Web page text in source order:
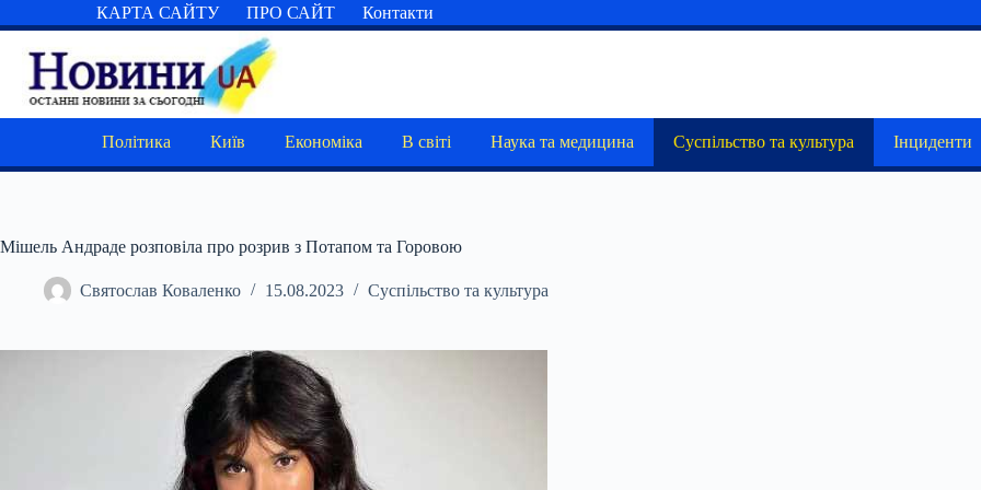
до
вмісту
КАРТА САЙТУ ПРО САЙТ Контакти
Політика Київ Економіка В світі Наука та медицина Суспільство та культура Інциденти
Мішель Андраде розповіла про розрив з Потапом та Горовою
Святослав Коваленко 15.08.2023 Суспільство та культура